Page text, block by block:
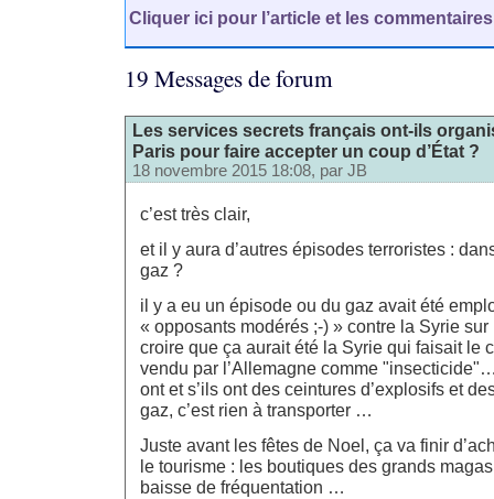
Cliquer ici pour l’article et les commentaires
19 Messages de forum
Les services secrets français ont-ils
Paris pour faire accepter un coup d’État ?
18 novembre 2015 18:08, par JB
c’est très clair,
et il y aura d’autres épisodes terroristes :
gaz ?
il y a eu un épisode ou du gaz avait été
« opposants modérés ;-) » contre la Syrie
croire que ça aurait été la Syrie qui faisait le
vendu par l’Allemagne comme
ont et s’ils ont des ceintures d’explosifs et
gaz, c’est rien à transporter …
Juste avant les fêtes de Noel, ça va finir
le tourisme : les boutiques des grands
baisse de fréquentation …